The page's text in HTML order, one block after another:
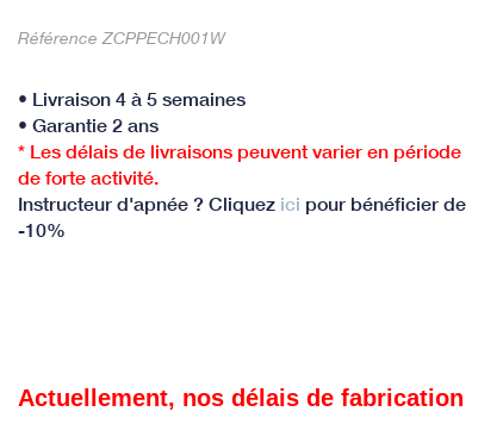
Référence ZCPPECH001W
• Livraison 4 à 5 semaines
• Garantie 2 ans
* Les délais de livraisons peuvent varier en période
de forte activité.
Instructeur d'apnée ? Cliquez ici pour bénéficier de
-10%
Actuellement, nos délais de fabrication